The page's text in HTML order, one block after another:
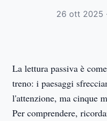
26 ott 2025 ·
La lettura passiva è
treno: i paesaggi
l'attenzione, ma cinque
Per comprendere,